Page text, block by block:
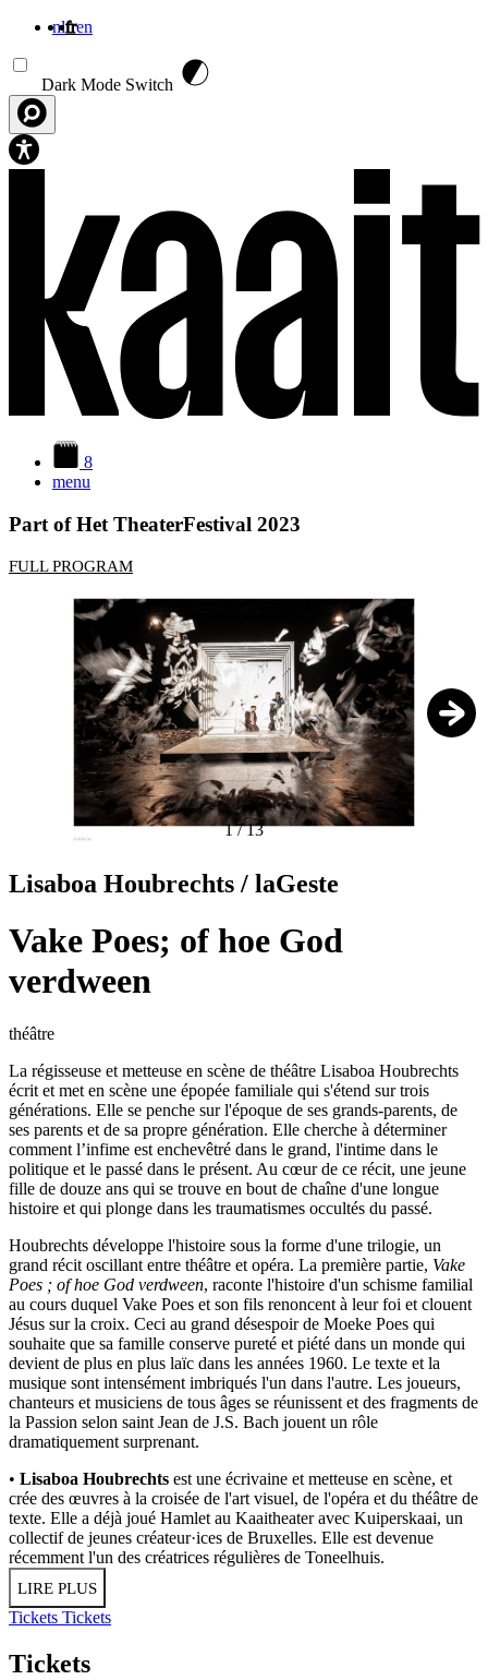
nlfren
Dark Mode Switch
8
menu
Part of Het TheaterFestival 2023
FULL PROGRAM
1/13
Lisaboa Houbrechts / laGeste
Vake Poes; of hoe God
verdween
théâtre
La régisseuse et metteuse en scène de théâtre Lisaboa Houbrechts
écrit et met en scène une épopée familiale qui s'étend sur trois
générations. Elle se penche sur l'époque de ses grands-parents, de
ses parents et de sa propre génération. Elle cherche à déterminer
comment l’infime est enchevêtré dans le grand, l'intime dans le
politique et le passé dans le présent. Au cœur de ce récit, une jeune
fille de douze ans qui se trouve en bout de chaîne d'une longue
histoire et qui plonge dans les traumatismes occultés du passé.
Houbrechts développe l'histoire sous la forme d'une trilogie, un
grand récit oscillant entre théâtre et opéra. La première partie, Vake
Poes ; of hoe God verdween, raconte l'histoire d'un schisme familial
au cours duquel Vake Poes et son fils renoncent à leur foi et clouent
Jésus sur la croix. Ceci au grand désespoir de Moeke Poes qui
souhaite que sa famille conserve pureté et piété dans un monde qui
devient de plus en plus laïc dans les années 1960. Le texte et la
musique sont intensément imbriqués l'un dans l'autre. Les joueurs,
chanteurs et musiciens de tous âges se réunissent et des fragments de
la Passion selon saint Jean de J.S. Bach jouent un rôle
dramatiquement surprenant.
• Lisaboa Houbrechts est une écrivaine et metteuse en scène, et
crée des œuvres à la croisée de l'art visuel, de l'opéra et du théâtre de
texte. Elle a déjà joué Hamlet au Kaaitheater avec Kuiperskaai, un
collectif de jeunes créateur·ices de Bruxelles. Elle est devenue
récemment l'un des créatrices régulières de Toneelhuis.
LIRE PLUS
Tickets Tickets
Tickets